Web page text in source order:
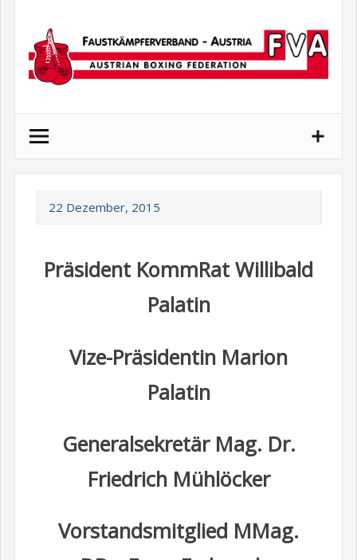
content
22 Dezember, 2015
Präsident KommRat Willibald
Palatin
Vize-Präsidentin Marion
Palatin
Generalsekretär Mag. Dr.
Friedrich Mühlöcker
Vorstandsmitglied MMag.